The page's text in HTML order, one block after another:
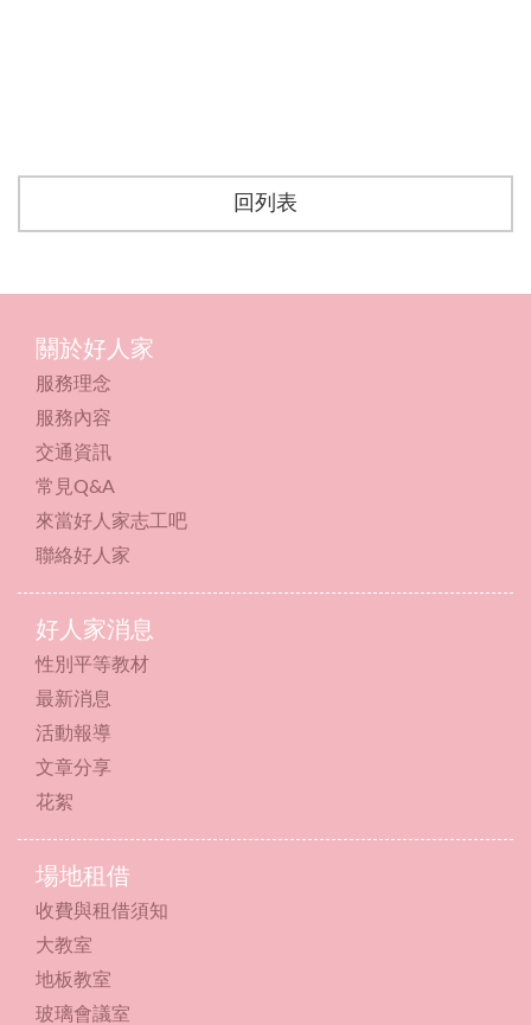
回列表
關於好人家
服務理念
服務內容
交通資訊
常見Q&A
來當好人家志工吧
聯絡好人家
好人家消息
性別平等教材
最新消息
活動報導
文章分享
花絮
場地租借
收費與租借須知
大教室
地板教室
玻璃會議室